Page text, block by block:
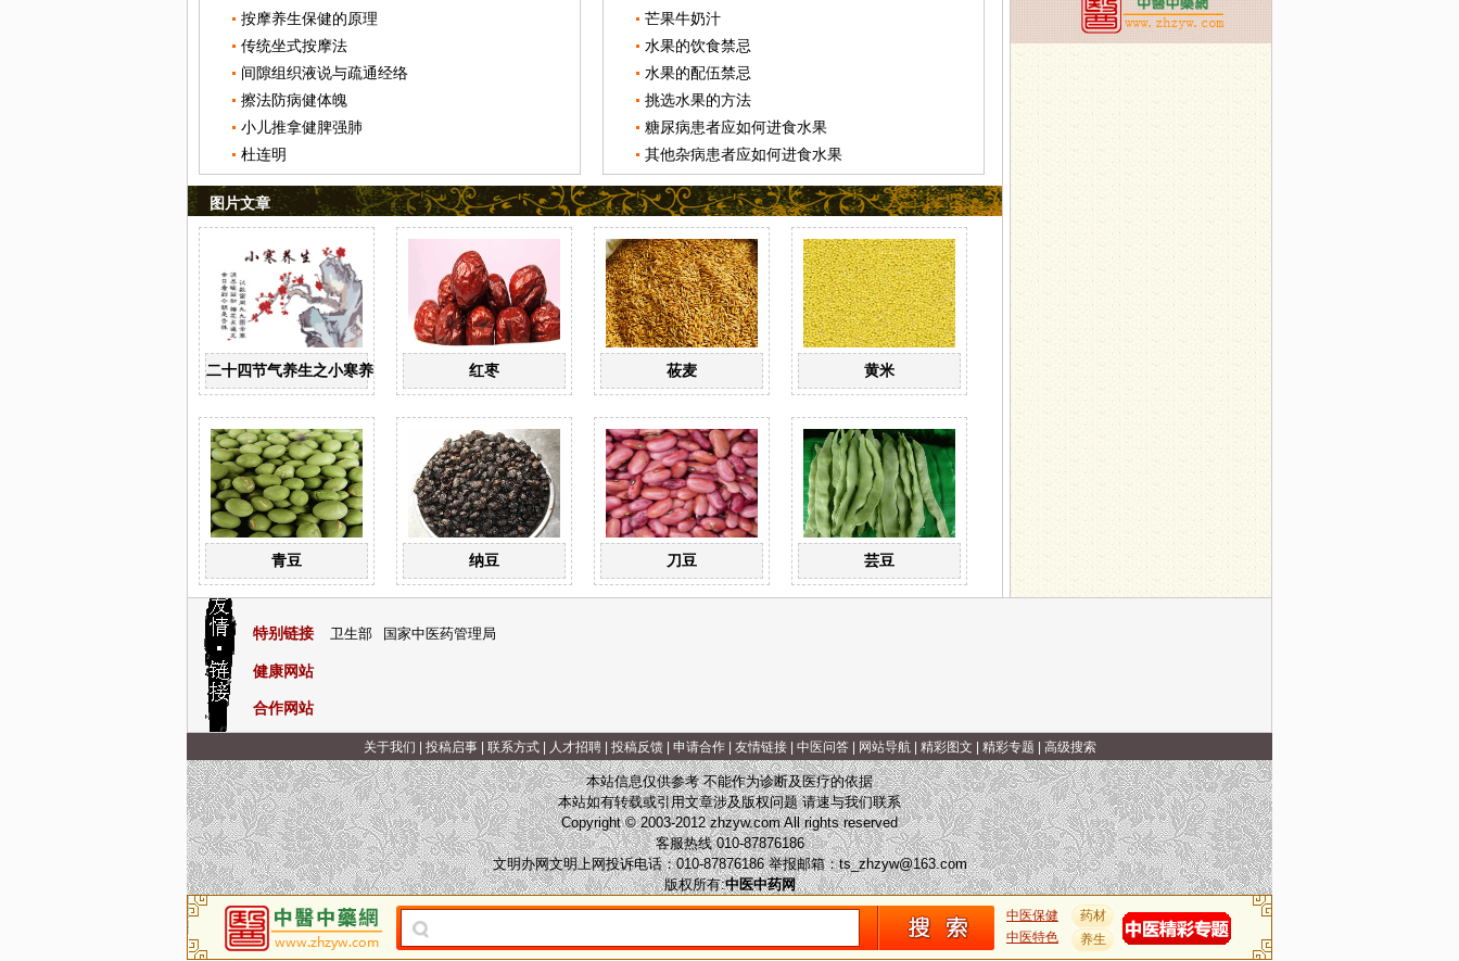
按摩养生保健的原理
传统坐式按摩法
间隙组织液说与疏通经络
擦法防病健体魄
小儿推拿健脾强肺
杜连明
芒果牛奶汁
水果的饮食禁忌
水果的配伍禁忌
挑选水果的方法
糖尿病患者应如何进食水果
其他杂病患者应如何进食水果
图片文章
二十四节气养生之小寒养生 红枣 莜麦 黄米
青豆 纳豆 刀豆 芸豆
特别链接 卫生部 国家中医药管理局
健康网站
合作网站
关于我们 投稿启事| 联系方式| 人才招聘| 投稿反馈| 申请合作| 友情链接| 中医问答| 网站导航| 精彩图文 精彩专题 高级搜索
本站信息仅供参考 不能作为诊断及医疗的依据
本站如有转载或引用文章涉及版权问题 请速与我们联系
Copyright © 2003-2012 zhzyw.com All rights reserved
客服热线 010-87876186
文明办网文明上网投诉电话：010-87876186 举报邮箱：ts_zhzyw@163.com
版权所有:中医中药网
中医保健
中医特色
药材
养生